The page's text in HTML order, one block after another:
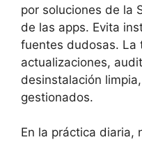
por soluciones de la
de las apps. Evita
fuentes dudosas. La
actualizaciones,
desinstalación
gestionados.
En la práctica diaria,